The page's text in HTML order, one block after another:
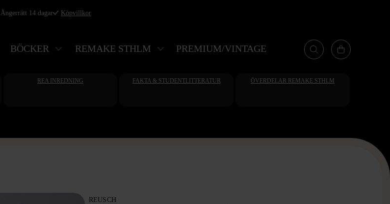
Ångerrätt 14 dagar Köpvillkor
BÖCKER REMAKE STHLM PREMIUM/VINTAGE
REA INREDNING FAKTA & STUDENTLITTERATUR ÖVERDELAR REMAKE STHLM
REUSCH